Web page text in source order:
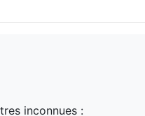
inconnues :